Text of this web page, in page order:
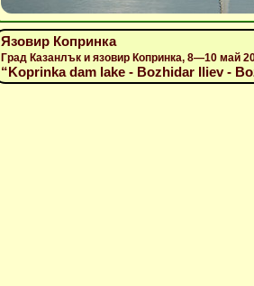
Язовир Копринка
Град Казанлък и язовир Копринка, 8—10 май
“Koprinka dam lake - Bozhidar Iliev -